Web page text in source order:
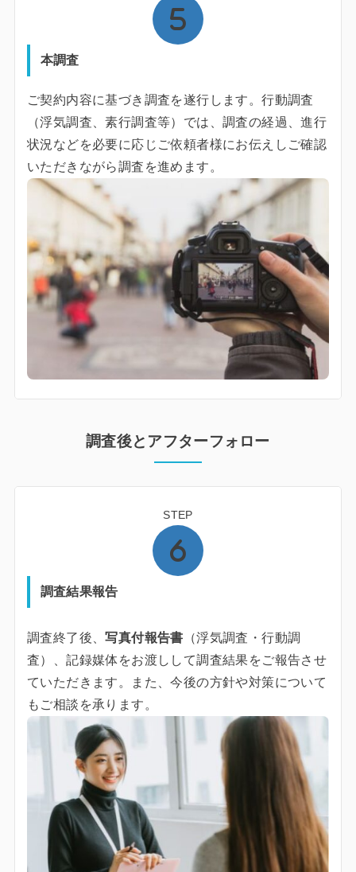
本調査
ご契約内容に基づき調査を遂行します。行動調査
（浮気調査、素行調査等）では、調査の経過、進行
状況などを必要に応じご依頼者様にお伝えしご確認
いただきながら調査を進めます。
調査後とアフターフォロー
STEP
調査結果報告
調査終了後、写真付報告書 （浮気調査・行動調
査）、記録媒体をお渡しして調査結果をご報告させ
ていただきます。また、今後の方針や対策について
もご相談を承ります。